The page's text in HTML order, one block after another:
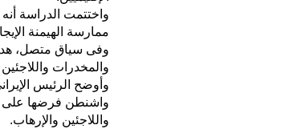
واختتمت الدراسة
ممارسة الهيمنة
وفى سياق متصل، هدد
والمخدرات
وأوضح الرئيس
واشنطن فرضها على
واللاجئين والإرهاب.